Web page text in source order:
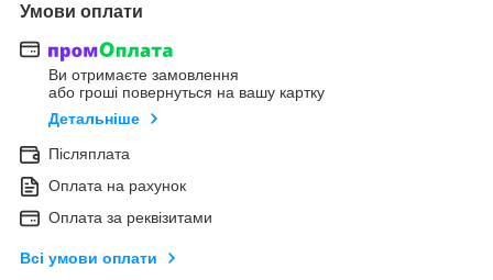
Умови оплати
Ви отримаєте замовлення
або гроші повернуться на вашу картку
Детальніше
Післяплата
Оплата на рахунок
Оплата за реквізитами
Всі умови оплати